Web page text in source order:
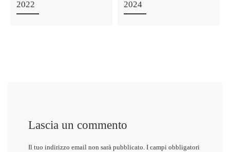
2022
2024
Lascia un commento
Il tuo indirizzo email non sarà pubblicato. I campi obbligatori